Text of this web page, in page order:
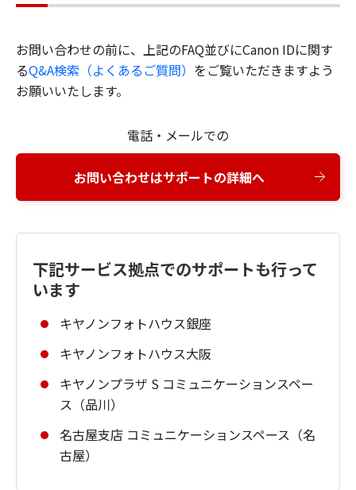
お問い合わせの前に、上記のFAQ並びにCanon IDに関す
るQ&A検索（よくあるご質問） をご覧いただきますよう
お願いいたします。
電話・メールでの
お問い合わせはサポートの詳細へ
下記サービス拠点でのサポートも行って
います
キヤノンフォトハウス銀座
キヤノンフォトハウス大阪
キヤノンプラザ S コミュニケーションスペー
ス（品川）
名古屋支店 コミュニケーションスペース（名
古屋）